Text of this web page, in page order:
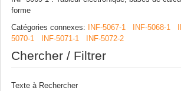
forme
Catégories connexes: INF-5067-1 INF-5068-1
5070-1
INF-5071-1 INF-5072-2
Chercher / Filtrer
Texte à Rechercher